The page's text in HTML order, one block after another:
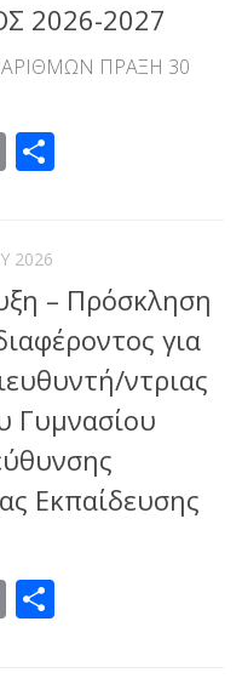
2026-2027
ΠΡΑΞΗ 30
Copy
2026
– Πρόσκληση
για
ντριας
Γυμνασίου
Εκπαίδευσης
Copy